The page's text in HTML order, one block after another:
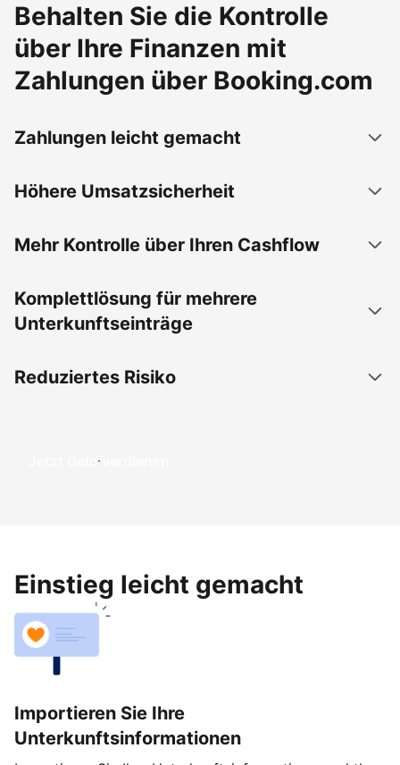
Behalten Sie die Kontrolle
über Ihre Finanzen mit
Zahlungen über Booking.com
Zahlungen leicht gemacht
Höhere Umsatzsicherheit
Mehr Kontrolle über Ihren Cashflow
Komplettlösung für mehrere
Unterkunftseinträge
Reduziertes Risiko
Jetzt Geld verdienen
Einstieg leicht gemacht
Importieren Sie Ihre
Unterkunftsinformationen